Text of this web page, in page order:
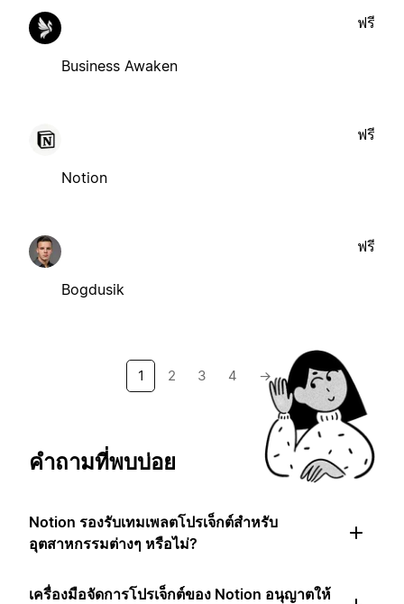
Business Awaken
ฟรี
Notion
ฟรี
Bogdusik
ฟรี
1 2 3 4 →
คำถามที่พบบ่อย
Notion รองรับเทมเพลตโปรเจ็กต์สำหรับ
อุตสาหกรรมต่างๆ หรือไม่?
เครื่องมือจัดการโปรเจ็กต์ของ Notion อนุญาตให้